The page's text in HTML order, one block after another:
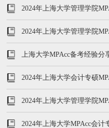
212/104/52
2024年上海大学管理学院
2024年上海大学管理学院
上海大学MPAcc备考经验分
2024年上海大学会计专硕
2024年上海大学管理学院
参考书
2024年上海大学MPAcc会计